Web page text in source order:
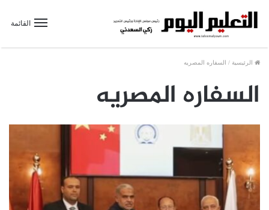
القائمة
الرئيسية / السفاره المصريه
السفاره المصريه